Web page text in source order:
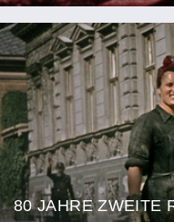
80 JAHRE ZWEITE